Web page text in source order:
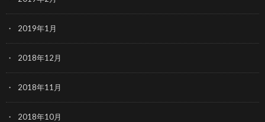
2019年1月
2018年12月
2018年11月
2018年10月